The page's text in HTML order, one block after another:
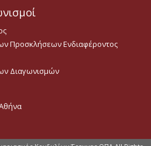
Προσκλήσεων Ενδιαφέροντος
Διαγωνισμών